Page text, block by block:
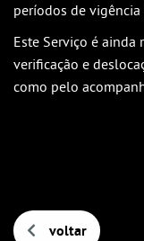
períodos de vigência
Este Serviço é
verificação e
como pelo
voltar